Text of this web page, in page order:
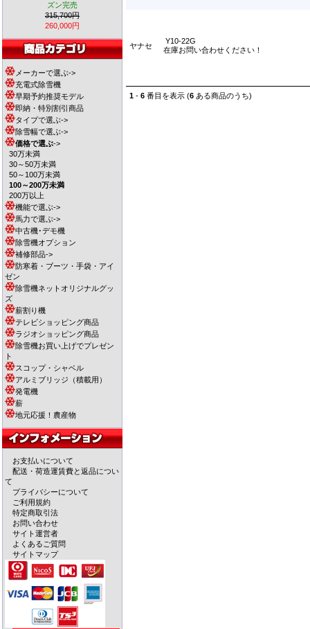
ズン完売
315,700円
260,000円
メーカーで選ぶ->
充電式除雪機
早期予約推奨モデル
即納・特別割引商品
タイプで選ぶ->
除雪幅で選ぶ->
価格で選ぶ->
30万未満
30～50万未満
50～100万未満
100～200万未満
200万以上
機能で選ぶ->
馬力で選ぶ->
中古機･デモ機
除雪機オプション
補修部品->
防寒着・ブーツ・手袋・アイ
ゼン
除雪機ネットオリジナルグッ
ズ
薪割り機
テレビショッピング商品
ラジオショッピング商品
除雪機お買い上げでプレゼン
ト
スコップ・シャベル
アルミブリッジ（積載用）
発電機
薪
地元応援！農産物
お支払いについて
配送・荷造運賃費と返品につい
て
プライバシーについて
ご利用規約
特定商取引法
お問い合わせ
サイト運営者
よくあるご質問
サイトマップ
ヤナセ
Y10-22G
在庫お問い合わせください！
1 - 6 番目を表示 (6 ある商品のうち)